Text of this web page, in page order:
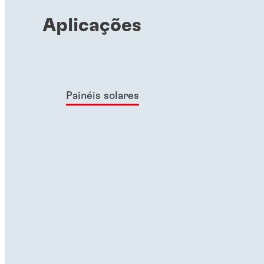
Aplicações
Painéis solares